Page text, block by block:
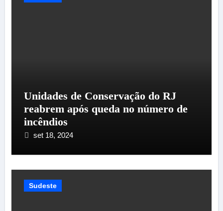
Unidades de Conservação do RJ
reabrem após queda no número de
incêndios
set 18, 2024
Sudeste